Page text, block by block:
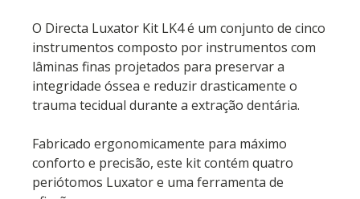
O Directa Luxator Kit LK4 é um conjunto de cinco
instrumentos composto por instrumentos com
lâminas finas projetados para preservar a
integridade óssea e reduzir drasticamente o
trauma tecidual durante a extração dentária.
Fabricado ergonomicamente para máximo
conforto e precisão, este kit contém quatro
periótomos Luxator e uma ferramenta de